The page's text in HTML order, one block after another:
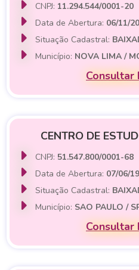
CNPJ: 11.294.544/0001-20
Data de Abertura: 06/11/
Situação Cadastral:
Município: NOVA LIMA /
Consultar
CENTRO DE
CNPJ: 51.547.800/0001-68
Data de Abertura: 07/06/
Situação Cadastral:
Município: SAO PAULO /
Consultar